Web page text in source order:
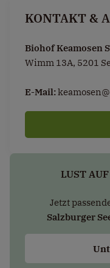
KONTAKT &
Biohof Keamosen
Wimm 13A, 5201
E-Mail:
LUST
Jetzt
Salzburger